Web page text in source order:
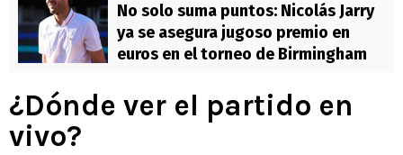
No solo suma puntos: Nicolás Jarry
ya se asegura jugoso premio en
euros en el torneo de Birmingham
¿Dónde ver el partido en
vivo?